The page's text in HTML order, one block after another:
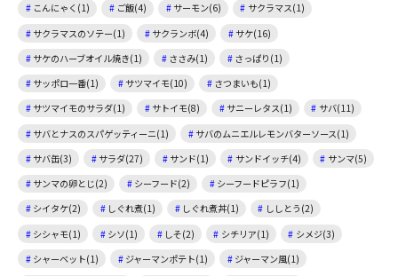
こんにゃく(1)
ご飯(4) サーモン(6)
サクラマス(1)
サクラマスのソテー(1)
サクランボ(4)
サケ(16)
サケのハーブオイル焼き(1)
ささみ(1)
さっぱり(1)
サッポロ一番(1)
サツマイモ(10)
さつまいも(1)
サツマイモのサラダ(1)
サトイモ(8) サニーレタス(1)
サバ(11)
サバとナスのスパゲッティーニ(1)
サバのムニエルレモンバターソース(1)
サバ缶(3)
サラダ(27) サンド(1) サンドイッチ(4)
サンマ(5)
サンマの卵とじ(2)
シーフード(2)
シーフードピラフ(1)
シイタケ(2)
しぐれ煮(1) しぐれ煮丼(1)
ししとう(2)
シシャモ(1)
シソ(1) しそ(2) シチリア(1)
シメジ(3)
シャーベット(1)
ジャーマンポテト(1)
ジャーマン風(1)